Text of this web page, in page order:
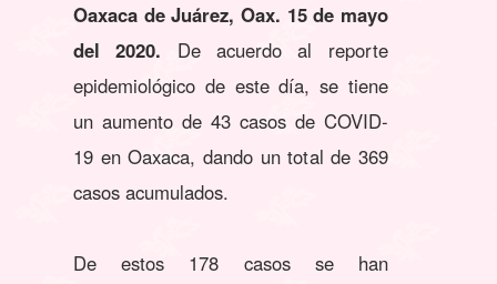
Oaxaca de Juárez, Oax. 15 de mayo
del 2020. De acuerdo al reporte
epidemiológico de este día, se tiene
un aumento de 43 casos de COVID-
19 en Oaxaca, dando un total de 369
casos acumulados.
De estos 178 casos se han